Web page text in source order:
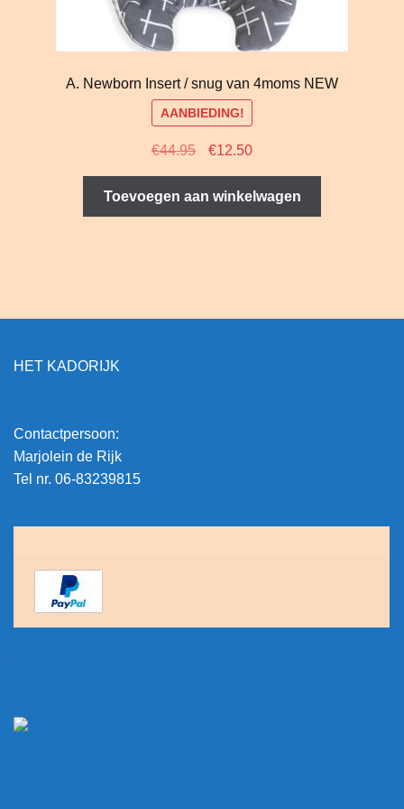
A. Newborn Insert / snug van 4moms NEW
AANBIEDING!
€44.95
Oorspronkelijke
was:
€44.95.
€12.50Huidige
is:
€12.50.
Toevoegen aan winkelwagen
HET KADORIJK
Contactpersoon:
Marjolein de Rijk
Tel nr. 06-83239815